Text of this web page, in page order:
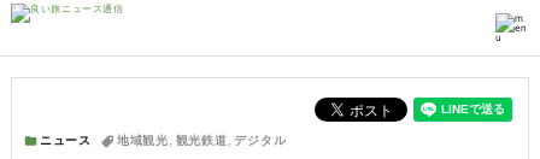
ニュース 地域観光, 観光鉄道, デジタル